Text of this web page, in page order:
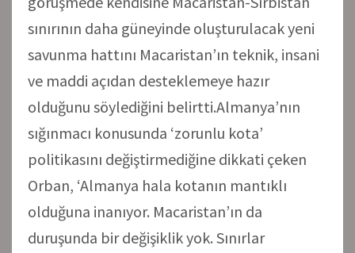
sınırının daha güneyinde oluşturulacak yeni
savunma hattını Macaristan’ın teknik, insani
ve maddi açıdan desteklemeye hazır
olduğunu söylediğini belirtti.Almanya’nın
sığınmacı konusunda ‘zorunlu kota’
politikasını değiştirmediğine dikkati çeken
Orban, ‘Almanya hala kotanın mantıklı
olduğuna inanıyor. Macaristan’ın da
duruşunda bir değişiklik yok. Sınırlar